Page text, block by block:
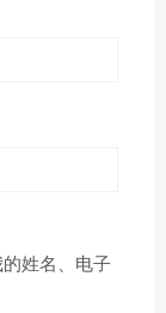
姓名、电子